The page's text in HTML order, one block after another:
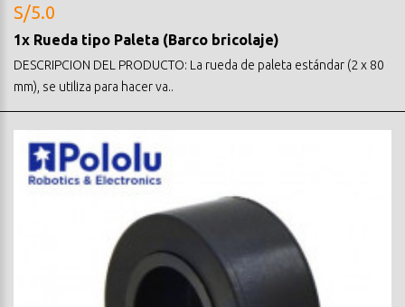
S/5.0
1x Rueda tipo Paleta (Barco bricolaje)
DESCRIPCION DEL PRODUCTO: La rueda de paleta estándar (2 x 80
mm), se utiliza para hacer va..